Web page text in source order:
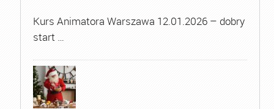
Kurs Animatora Warszawa 12.01.2026 – dobry
start …